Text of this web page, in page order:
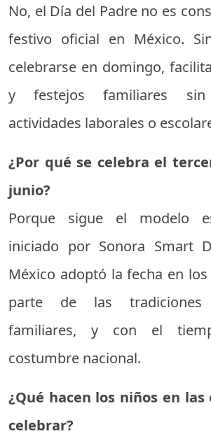
No, el Día del Padre no es
festivo oficial en México.
celebrarse en domingo,
y festejos familiares
actividades laborales o
¿Por qué se celebra el
junio?
Porque sigue el modelo
iniciado por Sonora Smart
México adoptó la fecha en
parte de las tradiciones
familiares, y con el
costumbre nacional.
¿Qué hacen los niños en las
celebrar?